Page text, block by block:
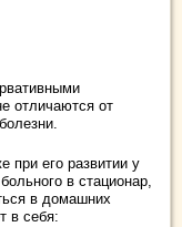
отличаются от
при его развитии у
в стационар,
в домашних
в себя: